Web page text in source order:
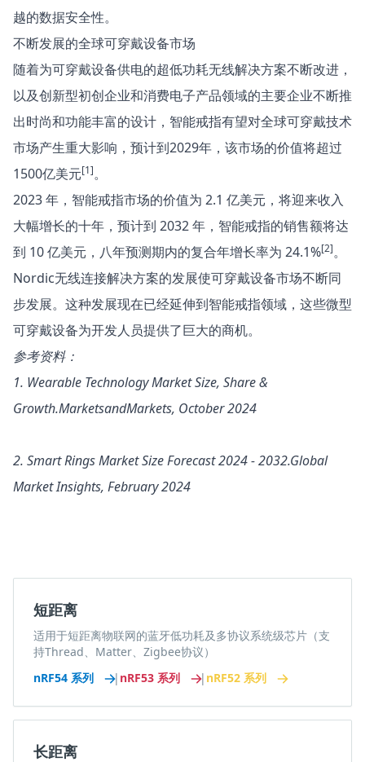
越的数据安全性。
不断发展的全球可穿戴设备市场
随着为可穿戴设备供电的超低功耗无线解决方案不断改进，
以及创新型初创企业和消费电子产品领域的主要企业不断推
出时尚和功能丰富的设计，智能戒指有望对全球可穿戴技术
市场产生重大影响，预计到2029年，该市场的价值将超过
1500亿美元[1]。
2023 年，智能戒指市场的价值为 2.1 亿美元，将迎来收入
大幅增长的十年，预计到 2032 年，智能戒指的销售额将达
到 10 亿美元，八年预测期内的复合年增长率为 24.1%[2]。
Nordic无线连接解决方案的发展使可穿戴设备市场不断同
步发展。这种发展现在已经延伸到智能戒指领域，这些微型
可穿戴设备为开发人员提供了巨大的商机。
参考资料：
1. Wearable Technology Market Size, Share &
Growth.MarketsandMarkets, October 2024
2. Smart Rings Market Size Forecast 2024 - 2032.Global
Market Insights, February 2024
短距离
适用于短距离物联网的蓝牙低功耗及多协议系统级芯片（支
持Thread、Matter、Zigbee协议）
nRF54 系列
| nRF53 系列 | nRF52 系列
长距离